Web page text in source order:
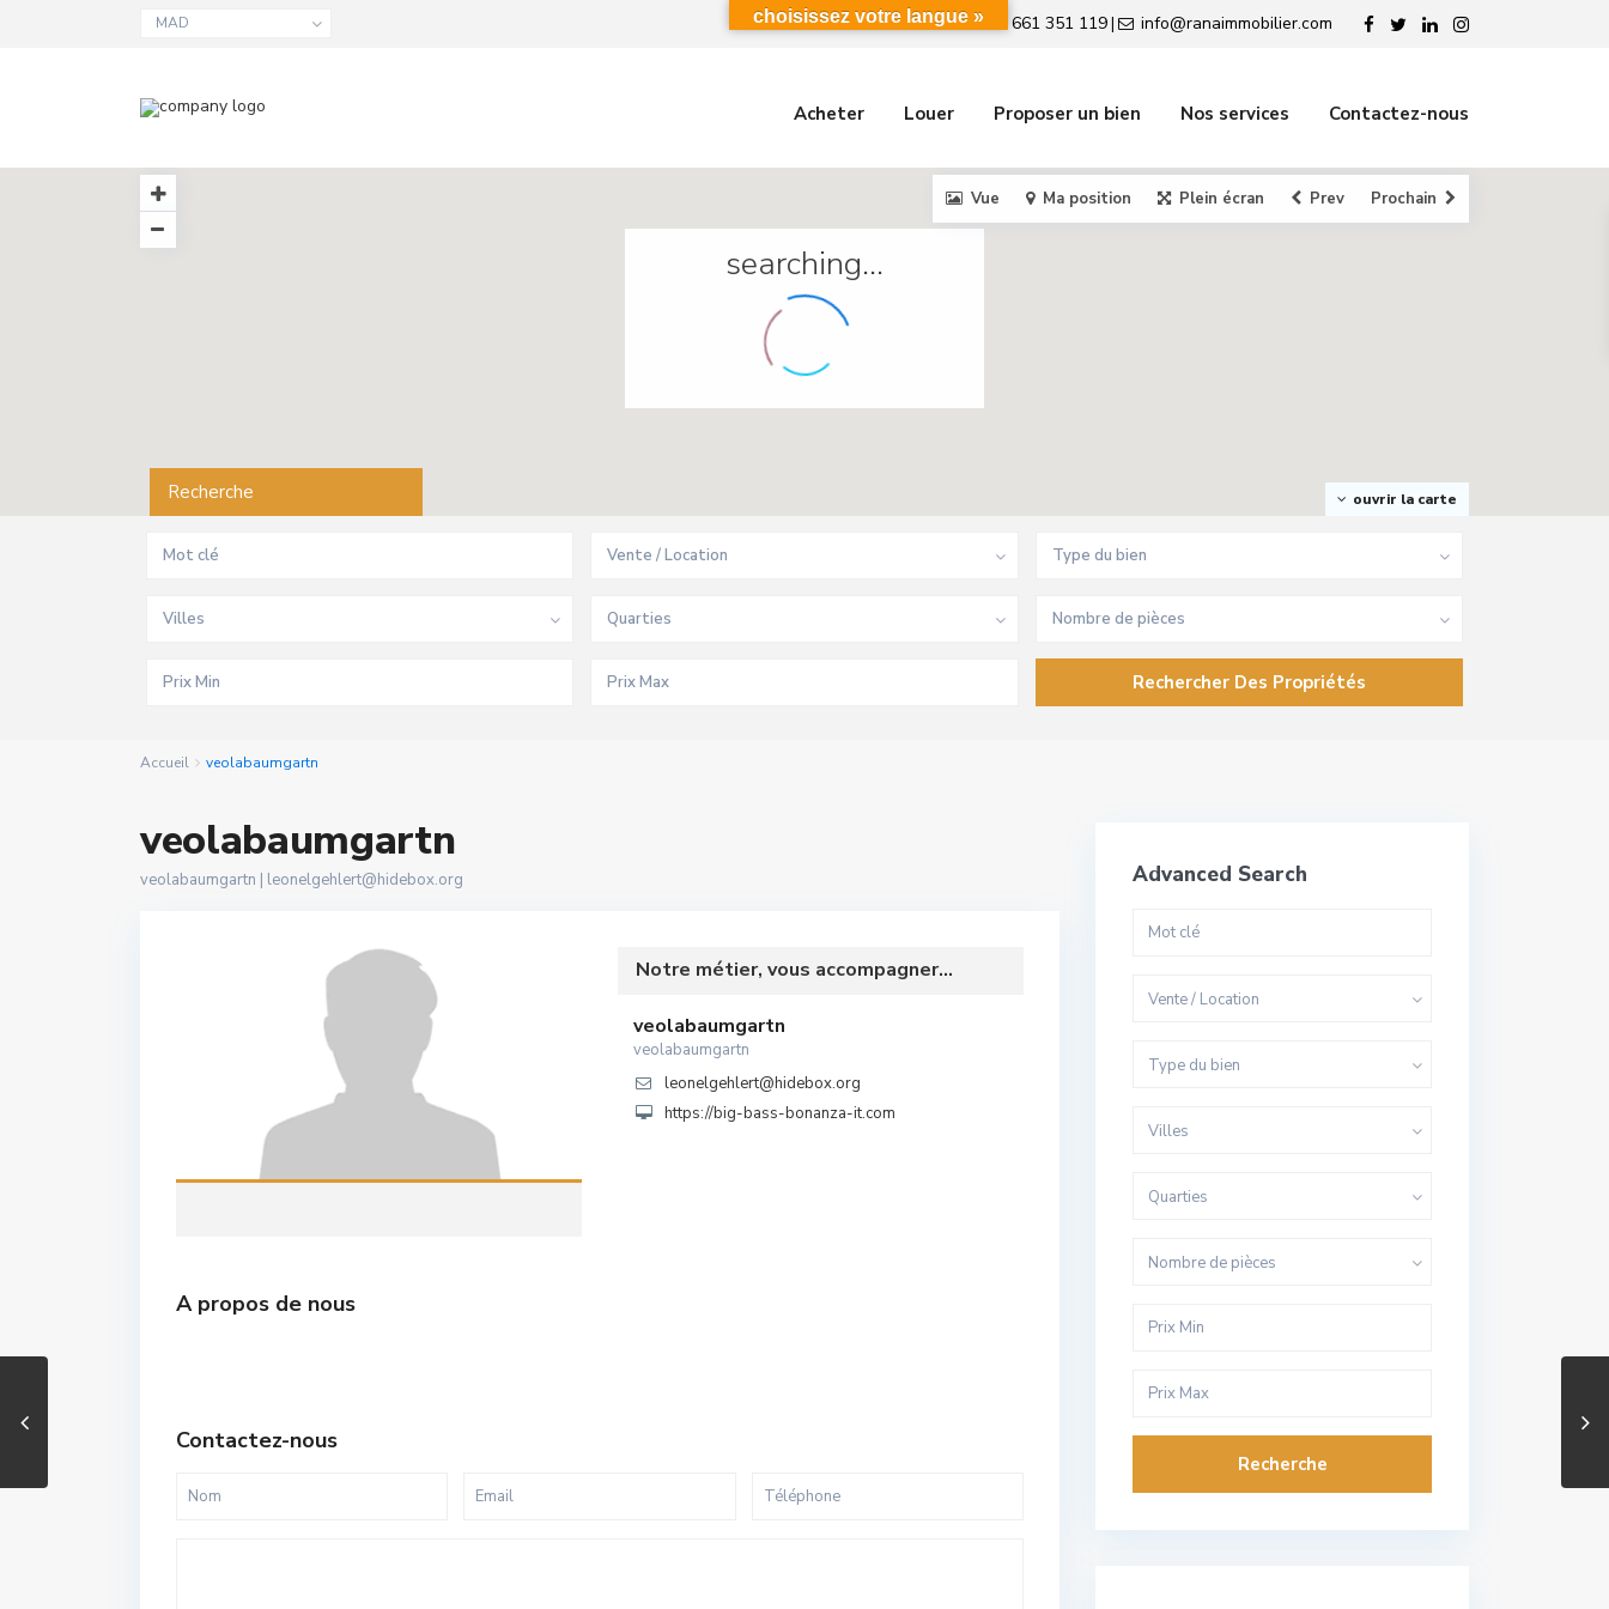
MAD +212 661 351 119| info@ranaimmobilier.com
Acheter Louer Proposer un bien Nos services Contactez-nous
searching...
ouvrir la carte
Vue Ma position Plein écran Prev Prochain
Recherche
Vente / Location Type du bien
Villes Quarties Nombre de pièces
Accueil veolabaumgartn
veolabaumgartn
veolabaumgartn | leonelgehlert@hidebox.org
Notre métier, vous accompagner...
veolabaumgartn
veolabaumgartn
leonelgehlert@hidebox.org
https://big-bass-bonanza-it.com
A propos de nous
Contactez-nous
Advanced Search
Vente / Location
Type du bien
Villes
Quarties
Nombre de pièces
Recherche
choisissez votre langue »